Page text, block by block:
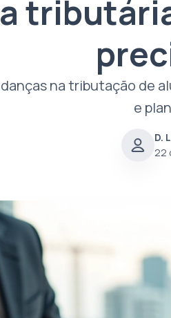
na tributação de
e
D.
22